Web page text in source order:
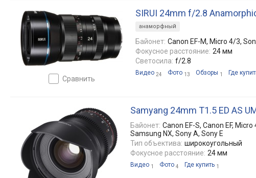
сравнить
SIRUI 24mm f/2.8
анаморфный
Байонет: Canon EF-M, Micro 4/3,
Фокусное расстояние: 24 мм
Светосила: f/2.8
Видео 24 Фото 13 Обзоры 1 Где
Samyang 24mm T1.5 ED AS
Байонет: Canon EF-S, Canon EF, Micro
Samsung NX, Sony A, Sony E
Тип объектива: широкоугольный
Фокусное расстояние: 24 мм
Видео 1 Фото 4 Где купить 1